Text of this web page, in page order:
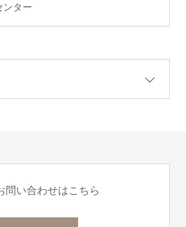
ンター
問い合わせはこちら